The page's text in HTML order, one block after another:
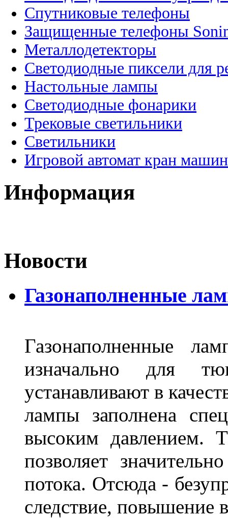
Спутниковые телефоны
Защищенные телефоны
Металлодетекторы
Светодиодные пиксели для
Настольные лампы
Светодиодные фонарики
Трековые светильники
Светильники
Игровой автомат кран
Информация
Новости
Газонаполненные
Газонаполненные
изначально для
устанавливают в
лампы заполнена
высоким давлением.
позволяет
потока. Отсюда -
следствие,